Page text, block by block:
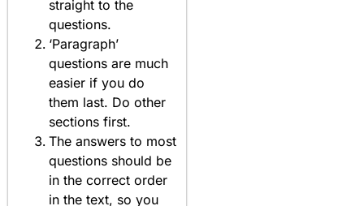
straight to the
questions.
‘Paragraph’
questions are much
easier if you do
them last. Do other
sections first.
The answers to most
questions should be
in the correct order
in the text, so you